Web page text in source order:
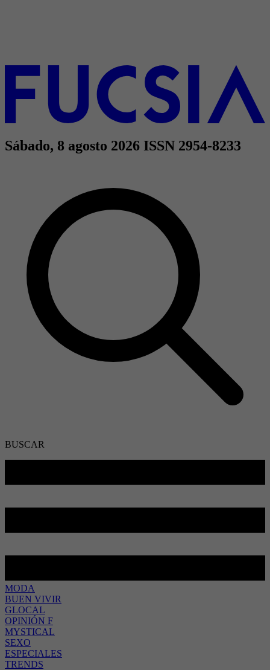
Sábado, 8 agosto 2026 ISSN 2954-8233
BUSCAR
MODA
BUEN VIVIR
GLOCAL
OPINIÓN F
MYSTICAL
SEXO
ESPECIALES
TRENDS